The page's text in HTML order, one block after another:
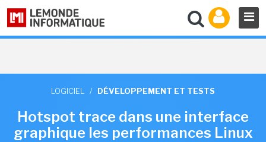
LOGICIEL / DÉVELOPPEMENT ET TESTS
Hotspot trace dans une interface
graphique les performances Linux